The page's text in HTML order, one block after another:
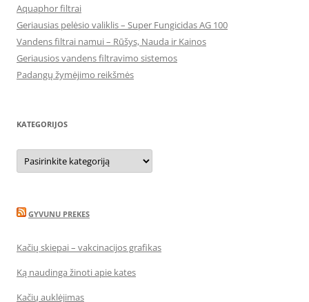
Aquaphor filtrai
Geriausias pelėsio valiklis – Super Fungicidas AG 100
Vandens filtrai namui – Rūšys, Nauda ir Kainos
Geriausios vandens filtravimo sistemos
Padangų žymėjimo reikšmės
KATEGORIJOS
Kategorijos
GYVUNU PREKES
Kačių skiepai – vakcinacijos grafikas
Ką naudinga žinoti apie kates
Kačių auklėjimas